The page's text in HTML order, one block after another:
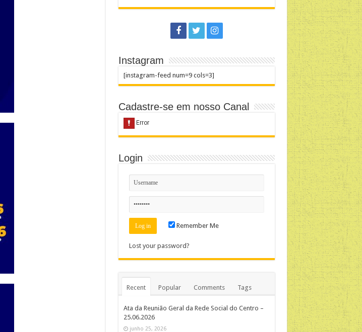
Instagram
[instagram-feed num=9 cols=3]
Cadastre-se em nosso Canal
Login
Remember Me
Lost your password?
Recent Popular Comments Tags
Ata da Reunião Geral da Rede Social do Centro –
25.06.2026
junho 25, 2026